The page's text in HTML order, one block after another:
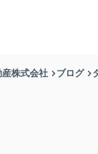
株式会社 ブログ